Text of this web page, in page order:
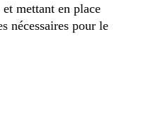
mettant en place
nécessaires pour le